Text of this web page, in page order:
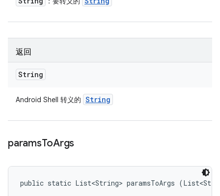
返回
String
Android Shell 转义的 String
paramsToArgs
public static List<String> paramsToArgs